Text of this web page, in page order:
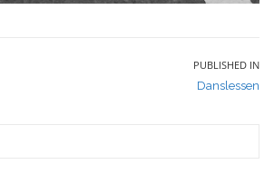
PUBLISHED IN
Danslessen